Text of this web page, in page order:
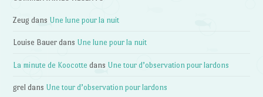
Zeug dans Une lune pour la nuit
Louise Bauer dans Une lune pour la nuit
La minute de Koocotte dans Une tour d’observation pour lardons
grel dans Une tour d’observation pour lardons